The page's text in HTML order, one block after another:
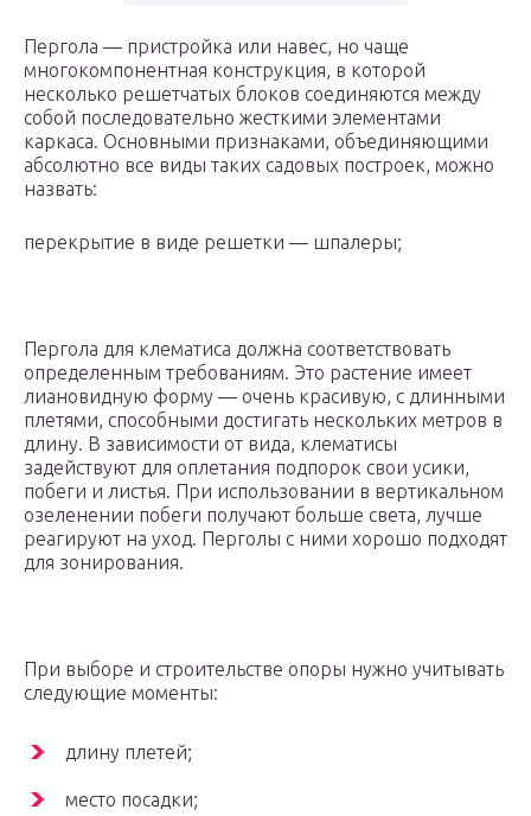
Пергола — пристройка или навес, но чаще
многокомпонентная конструкция, в которой
несколько решетчатых блоков соединяются между
собой последовательно жесткими элементами
каркаса. Основными признаками, объединяющими
абсолютно все виды таких садовых построек, можно
назвать:
перекрытие в виде решетки — шпалеры;
Пергола для клематиса должна соответствовать
определенным требованиям. Это растение имеет
лиановидную форму — очень красивую, с длинными
плетями, способными достигать нескольких метров в
длину. В зависимости от вида, клематисы
задействуют для оплетания подпорок свои усики,
побеги и листья. При использовании в вертикальном
озеленении побеги получают больше света, лучше
реагируют на уход. Перголы с ними хорошо подходят
для зонирования.
При выборе и строительстве опоры нужно учитывать
следующие моменты:
длину плетей;
место посадки;